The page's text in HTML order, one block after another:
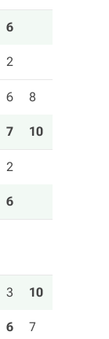
6
2
6 8
7 10
2
6
3 10
6 7